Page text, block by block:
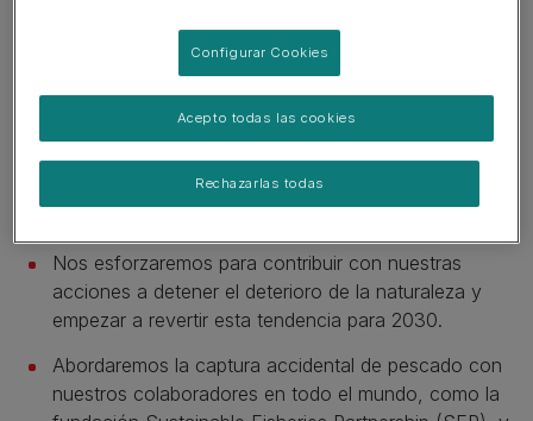
Nos esforzaremos para reducir el exceso de
cadena de suministro agrícola.
Nos esforzaremos para limitar el uso de terrenos así
como mejorar la calidad del suelo mediante prácticas
Nos esforzaremos para contribuir con nuestras
acciones a detener el deterioro de la naturaleza y
empezar a revertir esta tendencia para 2030.
Abordaremos la captura accidental de pescado con
nuestros colaboradores en todo el mundo, como la
Configurar Cookies
Rechazarlas todas
Acepto todas las cookies